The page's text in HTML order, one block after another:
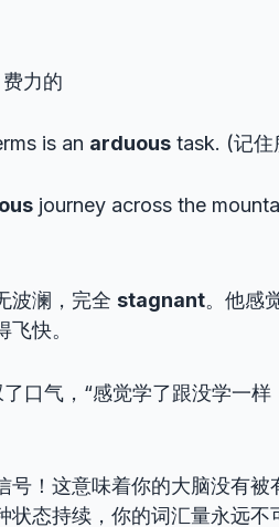
力的
is an arduous task. (记住
journey across the
波澜，完全 stagnant。他感
快。
了口气，“感觉学了跟没学一
号！这意味着你的大脑没有被
态持续，你的词汇量永远不